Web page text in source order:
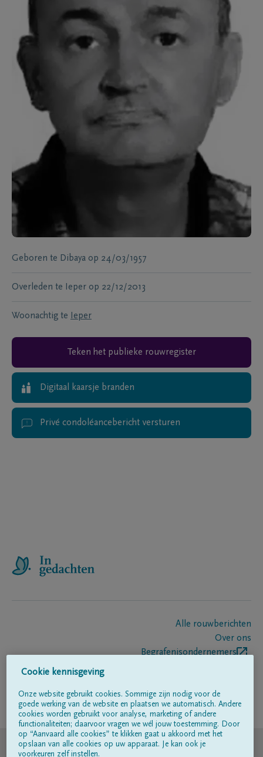
Geboren te Dibaya op 24/03/1957
Overleden te Ieper op 22/12/2013
Woonachtig te Ieper
Teken het publieke rouwregister
Digitaal kaarsje branden
Privé condoléancebericht versturen
Alle rouwberichten
Over ons
Begrafenisondernemers
Volg ons op
© DELA
Cookie kennisgeving
Onze website gebruikt cookies. Sommige zijn nodig voor de
goede werking van de website en plaatsen we automatisch. Andere
cookies worden gebruikt voor analyse, marketing of andere
functionaliteiten; daarvoor vragen we wél jouw toestemming. Door
op “Aanvaard alle cookies” te klikken gaat u akkoord met het
opslaan van alle cookies op uw apparaat. Je kan ook je
voorkeuren zelf instellen.